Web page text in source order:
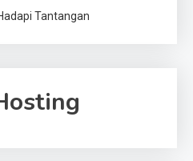
Tantangan